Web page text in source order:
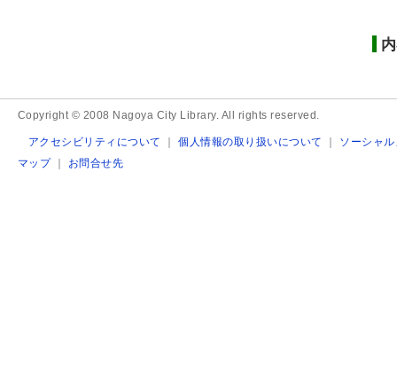
Copyright © 2008 Nagoya City Library. All rights reserved.
アクセシビリティについて ｜個人情報の取り扱いについて ｜ ソーシャ
マップ｜ お問合せ先